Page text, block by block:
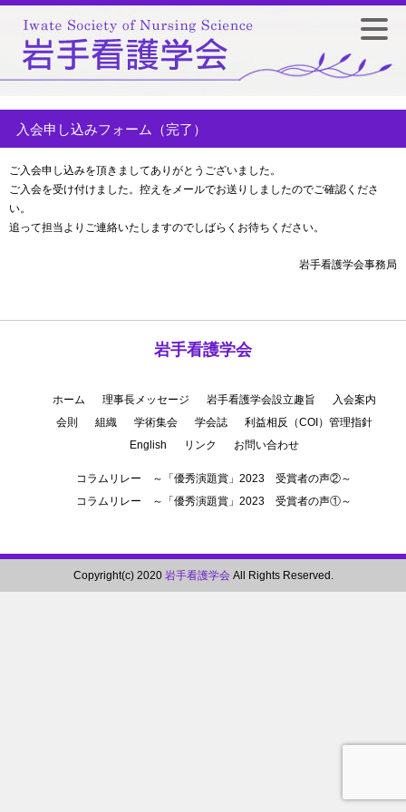
入会申し込みフォーム（完了）
ご入会申し込みを頂きましてありがとうございました。
ご入会を受け付けました。控えをメールでお送りしましたのでご確認くださ
い。
追って担当よりご連絡いたしますのでしばらくお待ちください。
岩手看護学会事務局
岩手看護学会
ホーム 理事長メッセージ 岩手看護学会設立趣旨
入会案内
会則
組織 学術集会 学会誌
利益相反（COI）管理指針
English
リンク お問い合わせ
コラムリレー ～「優秀演題賞」2023 受賞者の声②～
コラムリレー ～「優秀演題賞」2023 受賞者の声①～
Copyright(c) 2020 岩手看護学会All Rights Reserved.